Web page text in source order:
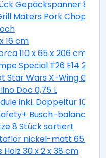
Gepäckspanner 8
Maters Pork Chop 3
16 cm
110 x 65 x 206 cm
Special T26 E14
Star Wars X-Wing Ø
Doc 0,75 L
inkl. Doppeltür 10,5
Busch-balance® SI,
8 Stück sortiert
nickel-matt 65 x
30 x 2 x 38 cm